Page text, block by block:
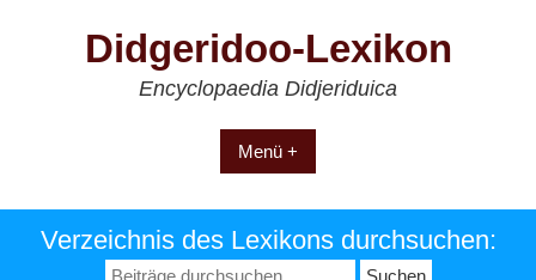
Didgeridoo-Lexikon
Encyclopaedia Didjeriduica
Menü +
Verzeichnis des Lexikons durchsuchen:
Suchen